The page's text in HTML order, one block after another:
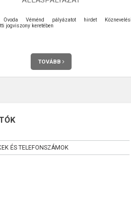
Óvoda Véménd pályázatot hirdet Köznevelési
jogviszony keretében
TOVÁBB
ÉS TELEFONSZÁMOK